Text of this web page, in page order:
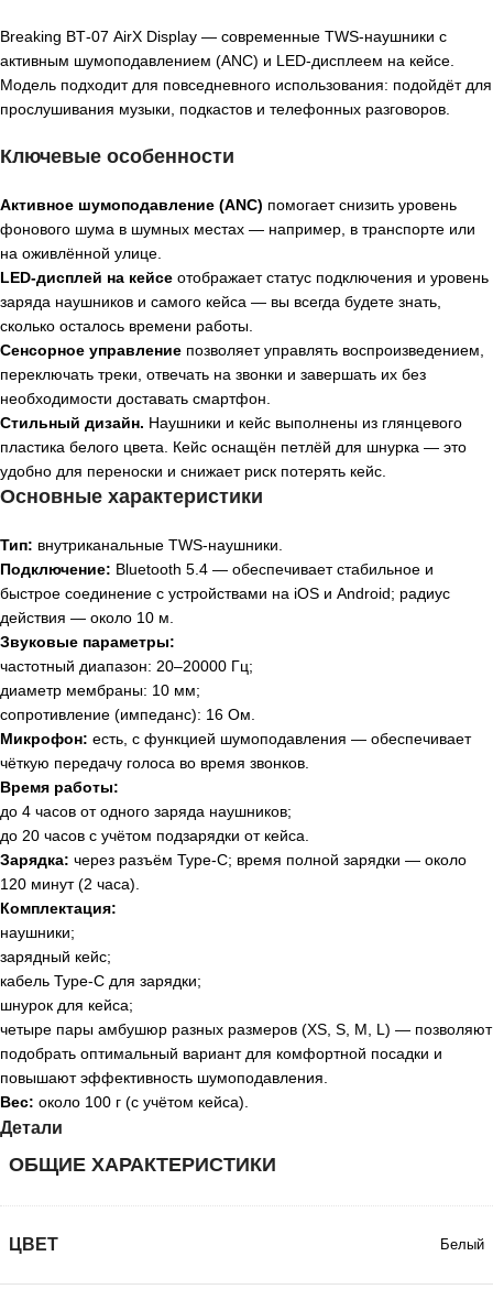
Breaking BT‑07 AirX Display — современные TWS‑наушники с
активным шумоподавлением (ANC) и LED‑дисплеем на кейсе.
Модель подходит для повседневного использования: подойдёт для
прослушивания музыки, подкастов и телефонных разговоров.
Ключевые особенности
Активное шумоподавление (ANC) помогает снизить уровень
фонового шума в шумных местах — например, в транспорте или
на оживлённой улице.
LED‑дисплей на кейсе отображает статус подключения и уровень
заряда наушников и самого кейса — вы всегда будете знать,
сколько осталось времени работы.
Сенсорное управление позволяет управлять воспроизведением,
переключать треки, отвечать на звонки и завершать их без
необходимости доставать смартфон.
Стильный дизайн. Наушники и кейс выполнены из глянцевого
пластика белого цвета. Кейс оснащён петлёй для шнурка — это
удобно для переноски и снижает риск потерять кейс.
Основные характеристики
Тип: внутриканальные TWS‑наушники.
Подключение: Bluetooth 5.4 — обеспечивает стабильное и
быстрое соединение с устройствами на iOS и Android; радиус
действия — около 10 м.
Звуковые параметры:
частотный диапазон: 20–20000 Гц;
диаметр мембраны: 10 мм;
сопротивление (импеданс): 16 Ом
Микрофон: есть, с функцией шумоподавления — обеспечивает
чёткую передачу голоса во время звонков.
Время работы:
до 4 часов от одного заряда наушников;
до 20 часов с учётом подзарядки от кейса.
Зарядка: через разъём Type‑C; время полной зарядки — около
120 минут (2 часа).
Комплектация:
наушники;
зарядный кейс;
кабель Type‑C для зарядки;
шнурок для кейса;
четыре пары амбушюр разных размеров (XS, S, M, L) — позволяют
подобрать оптимальный вариант для комфортной посадки и
повышают эффективность шумоподавления.
Вес: около 100 г (с учётом кейса).
Детали
ОБЩИЕ ХАРАКТЕРИСТИКИ
ЦВЕТ Белый